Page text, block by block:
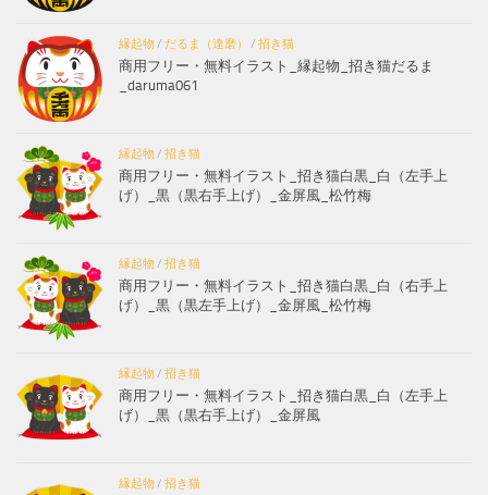
縁起物/ だるま（達磨） / 招き猫
商用フリー・無料イラスト_縁起物_招き猫だるま
_daruma061
縁起物/ 招き猫
商用フリー・無料イラスト_招き猫白黒_白（左手上
げ）_黒（黒右手上げ）_金屏風_松竹梅
縁起物/ 招き猫
商用フリー・無料イラスト_招き猫白黒_白（右手上
げ）_黒（黒左手上げ）_金屏風_松竹梅
縁起物/ 招き猫
商用フリー・無料イラスト_招き猫白黒_白（左手上
げ）_黒（黒右手上げ）_金屏風
縁起物/ 招き猫